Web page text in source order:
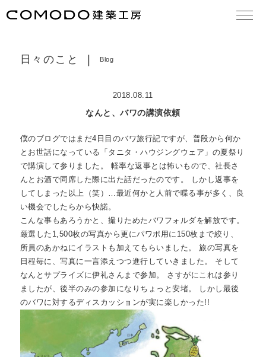
お知らせ news
日々のこと
住まいづくりの流れ services
よくある質問
私たちについて about
日々のこと Blog
2018.08.11
なんと、バワの講演依頼
僕のブログではまだ4日目のバワ旅行記ですが、普段から何か
とお世話になっている「タニタ・ハウジングウェア」の夏祭り
で講演して参りました。 軽率な返事とは怖いもので、社長さ
んとお酒で同席した際に出た話だったのです。 しかし返事を
してしまった以上（笑）…最近何かと人前で喋る事が多く、良
い機会でしたらから快諾。
こんな事もあろうかと、撮りためたバワフォルダを解放です。
厳選した1,500枚の写真から更にパワポ用に150枚まで絞り、
所員のあかねにイラストも加えてもらいました。 旅の写真を
日程毎に、写真に一言添えつつ進行していきました。 そして
なんとサプライズに伊礼さんまで参加。 さすがにこれは参り
ましたが、後半のみの参加になりちょっと安堵。 しかし最後
のバワに対するディスカッションが実に楽しかった!!